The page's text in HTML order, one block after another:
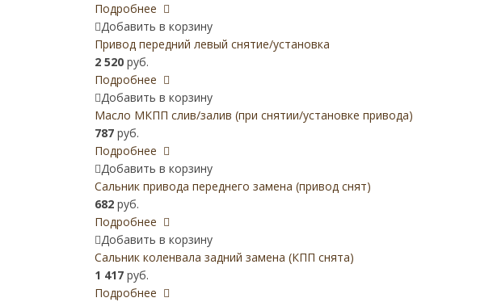
Подробнее
Добавить в корзину
Привод передний левый снятие/установка
2 520 руб.
Подробнее
Добавить в корзину
Масло МКПП слив/залив (при снятии/установке привода)
787 руб.
Подробнее
Добавить в корзину
Сальник привода переднего замена (привод снят)
682 руб.
Подробнее
Добавить в корзину
Сальник коленвала задний замена (КПП снята)
1 417 руб.
Подробнее